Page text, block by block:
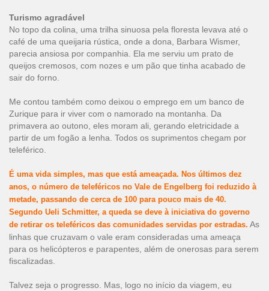
Turismo agradável
No topo da colina, uma trilha sinuosa pela floresta levava até o
café de uma queijaria rústica, onde a dona, Barbara Wismer,
parecia ansiosa por companhia. Ela me serviu um prato de
queijos cremosos, com nozes e um pão que tinha acabado de
sair do forno.
Me contou também como deixou o emprego em um banco de
Zurique para ir viver com o namorado na montanha. Da
primavera ao outono, eles moram ali, gerando eletricidade a
partir de um fogão a lenha. Todos os suprimentos chegam por
teleférico.
É uma vida simples, mas que está ameaçada. Nos últimos dez
anos, o número de teleféricos no Vale de Engelberg foi reduzido à
metade, passando de cerca de 100 para pouco mais de 40.
Segundo Ueli Schmitter, a queda se deve à iniciativa do governo
de retirar os teleféricos das comunidades servidas por estradas. As
linhas que cruzavam o vale eram consideradas uma ameaça
para os helicópteros e parapentes, além de onerosas para serem
fiscalizadas.
Talvez seja o progresso. Mas, logo no início da viagem, eu